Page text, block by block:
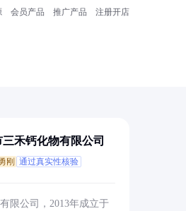
会员产品 推广产品 注册开店
禾钙化物有限公司
刚 通过真实性核验
限公司，2013年成立于